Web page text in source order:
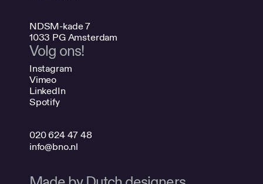
NDSM-kade 7
1033 PG Amsterdam
Volg ons!
Instagram
Vimeo
LinkedIn
Spotify
020 624 47 48
info@bno.nl